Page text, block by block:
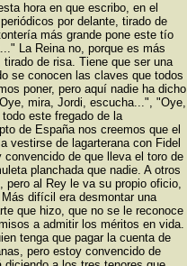
hora en que escribo, en el
por delante, tirado de
más grande pone este tío
La Reina no, porque es más
de risa. Tiene que ser una
se conocen las claves que todos
poner, pero aquí nadie ha dicho
mira, Jordi, escucha...", "Oye,
este fregado de la
de España nos creemos que el
vestirse de lagarterana con Fidel
de que lleva el toro de
planchada que nadie. A otros
pero al Rey le va su propio oficio,
difícil era desmontar una
que hizo, que no se le reconoce
a admitir los méritos en vida.
tenga que pagar la cuenta de
pero estoy convencido de